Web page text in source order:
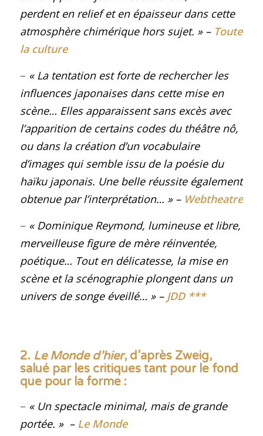
perdent en relief et en épaisseur dans cette
atmosphère chimérique hors sujet. » – Toute
la culture
– « La tentation est forte de rechercher les
influences japonaises dans cette mise en
scène… Elles apparaissent sans excès avec
l’apparition de certains codes du théâtre nô,
ou dans la création d’un vocabulaire
d’images qui semble issu de la poésie du
haïku japonais. Une belle réussite également
obtenue par l’interprétation… » – Webtheatre
– « Dominique Reymond, lumineuse et libre,
merveilleuse figure de mère réinventée,
poétique… Tout en délicatesse, la mise en
scène et la scénographie plongent dans un
univers de songe éveillé… » – JDD***
2. Le Monde d’hier, d’après Zweig,
salué par les critiques tant pour le fond
que pour la forme :
– « Un spectacle minimal, mais de grande
portée. » – Le Monde